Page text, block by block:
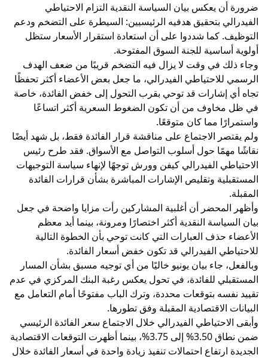
ضرورة أن يعكس بيان السياسة النقدية التزام الاحتياطي
الفيدرالي بتحقيق هدفيه الرئيسيين: السيطرة على التضخم ودعم
التوظيف. كما شددوا على أن استعادة استقرار الأسعار ستظل
أولوية أساسية للجنة السوق المفتوحة.
وجاء ذلك في وقت لا يزال فيه التضخم قريبًا من ضعف الهدف
الرسمي للاحتياطي الفيدرالي، ما جعل بعض الأعضاء أكثر تحفظًا
تجاه أي إشارات قد توحي بقرب التحول إلى خفض الفائدة، خاصة
في ظل مخاوف من أن تكون الضغوط السعرية أكثر اتساعًا
واستمرارًا مما كان متوقعًا.
ولم يقتصر الاجتماع على مناقشة قرار الفائدة فقط، بل شهد أيضًا
نقاشًا مهمًا حول أسلوب التواصل مع الأسواق. فقد طرح رئيس
الاحتياطي الفيدرالي كيفن وورش توجهًا لإنهاء سياسة التوجيهات
المستقبلية وتقليص الإشارات المباشرة بشأن قرارات الفائدة
المقبلة.
وأظهر المحضر أن أغلبية المشاركين رأت مزايا واضحة في جعل
بيان السياسة النقدية أكثر اختصارًا ومرونة، بينما أيد معظم
الأعضاء حذف العبارات التي كانت توحي بأن الخطوة التالية
للاحتياطي الفيدرالي قد تكون خفض أسعار الفائدة.
وبالفعل، جاء بيان يونيو خاليًا من أي توجيه مسبق بشأن المسار
المستقبلي للفائدة، في تحول يعكس رغبة البنك المركزي في عدم
تقييد نفسه بتوقعات محددة، وترك الباب مفتوحًا أمام التعامل مع
البيانات الاقتصادية المقبلة وفق تطورها.
وأبقى الاحتياطي الفيدرالي خلال الاجتماع سعر الفائدة الرئيسي
ضمن نطاق 3.50% إلى 3.75%، بينما أظهرت التوقعات الاقتصادية
الجديدة ارتفاع احتمالات تنفيذ زيادة واحدة في أسعار الفائدة خلال